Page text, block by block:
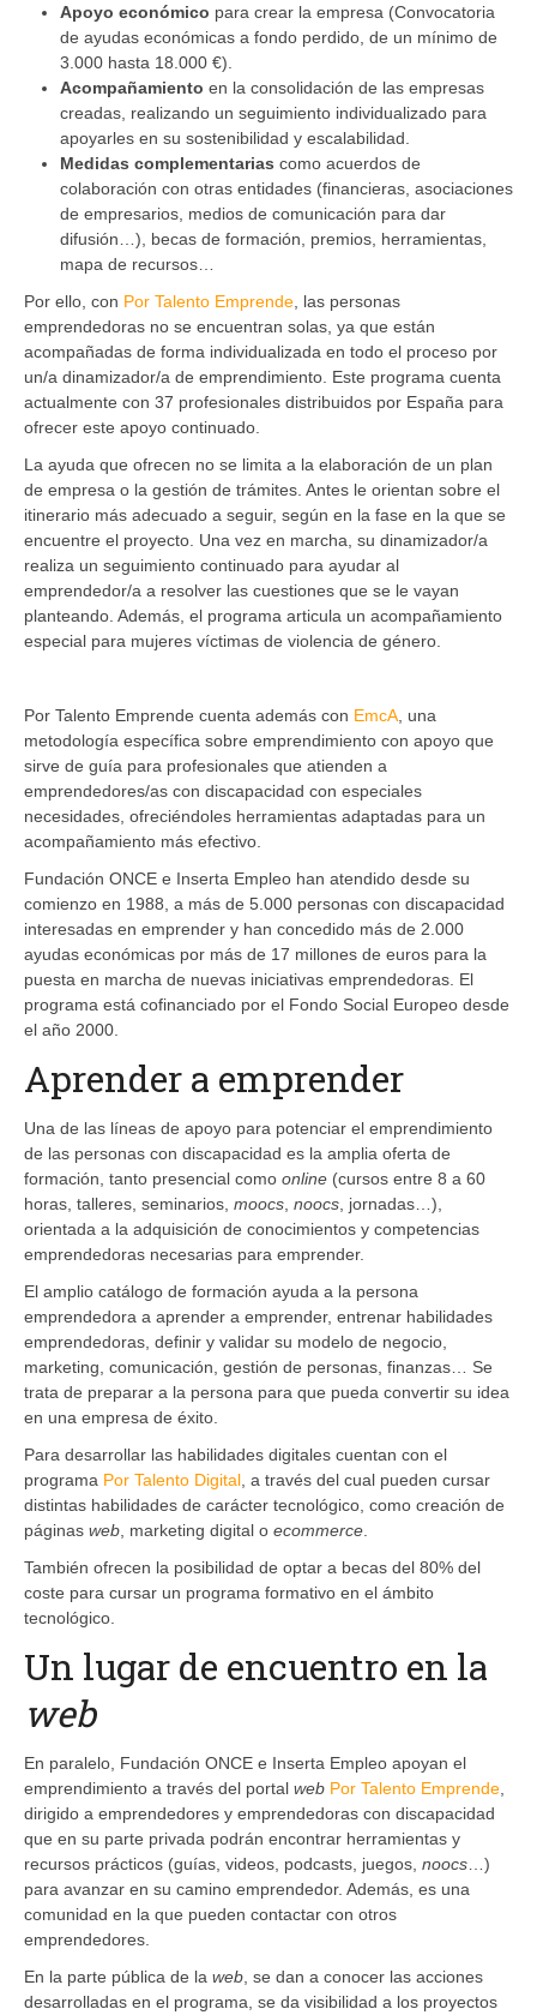
Apoyo económico para crear la empresa (Convocatoria
de ayudas económicas a fondo perdido, de un mínimo de
3.000 hasta 18.000 €).
Acompañamiento en la consolidación de las empresas
creadas, realizando un seguimiento individualizado para
apoyarles en su sostenibilidad y escalabilidad.
Medidas complementarias como acuerdos de
colaboración con otras entidades (financieras, asociaciones
de empresarios, medios de comunicación para dar
difusión…), becas de formación, premios, herramientas,
mapa de recursos…
Por ello, con Por Talento Emprende , las personas
emprendedoras no se encuentran solas, ya que están
acompañadas de forma individualizada en todo el proceso por
un/a dinamizador/a de emprendimiento. Este programa cuenta
actualmente con 37 profesionales distribuidos por España para
ofrecer este apoyo continuado.
La ayuda que ofrecen no se limita a la elaboración de un plan
de empresa o la gestión de trámites. Antes le orientan sobre el
itinerario más adecuado a seguir, según en la fase en la que se
encuentre el proyecto. Una vez en marcha, su dinamizador/a
realiza un seguimiento continuado para ayudar al
emprendedor/a a resolver las cuestiones que se le vayan
planteando. Además, el programa articula un acompañamiento
especial para mujeres víctimas de violencia de género.
Por Talento Emprende cuenta además con EmcA , una
metodología específica sobre emprendimiento con apoyo que
sirve de guía para profesionales que atienden a
emprendedores/as con discapacidad con especiales
necesidades, ofreciéndoles herramientas adaptadas para un
acompañamiento más efectivo.
Fundación ONCE e Inserta Empleo han atendido desde su
comienzo en 1988, a más de 5.000 personas con discapacidad
interesadas en emprender y han concedido más de 2.000
ayudas económicas por más de 17 millones de euros para la
puesta en marcha de nuevas iniciativas emprendedoras. El
programa está cofinanciado por el Fondo Social Europeo desde
el año 2000.
Aprender a emprender
Una de las líneas de apoyo para potenciar el emprendimiento
de las personas con discapacidad es la amplia oferta de
formación, tanto presencial como online (cursos entre 8 a 60
horas, talleres, seminarios, moocs noocs , jornadas…),
orientada a la adquisición de conocimientos y competencias
emprendedoras necesarias para emprender.
El amplio catálogo de formación ayuda a la persona
emprendedora a aprender a emprender, entrenar habilidades
emprendedoras, definir y validar su modelo de negocio,
marketing, comunicación, gestión de personas, finanzas… Se
trata de preparar a la persona para que pueda convertir su idea
en una empresa de éxito.
Para desarrollar las habilidades digitales cuentan con el
programa Por Talento Digital , a través del cual pueden cursar
distintas habilidades de carácter tecnológico, como creación de
páginas web , marketing digital o ecommerce
También ofrecen la posibilidad de optar a becas del 80% del
coste para cursar un programa formativo en el ámbito
tecnológico.
Un lugar de encuentro en la
web
En paralelo, Fundación ONCE e Inserta Empleo apoyan el
emprendimiento a través del portal web Por Talento Emprende
dirigido a emprendedores y emprendedoras con discapacidad
que en su parte privada podrán encontrar herramientas y
recursos prácticos (guías, videos, podcasts, juegos, noocs …)
para avanzar en su camino emprendedor. Además, es una
comunidad en la que pueden contactar con otros
emprendedores.
En la parte pública de la web , se dan a conocer las acciones
desarrolladas en el programa, se da visibilidad a los proyectos